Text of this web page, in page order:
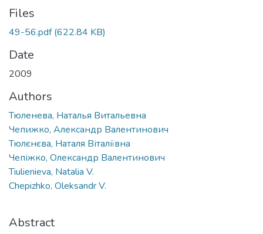
Files
49-56.pdf(622.84 KB)
Date
2009
Authors
Тюленева, Наталья Витальевна
Чепижко, Александр Валентинович
Тюлєнєва, Наталя Віталіївна
Чепіжко, Олександр Валентинович
Tiulienieva, Natalia V.
Chepizhko, Oleksandr V.
Abstract